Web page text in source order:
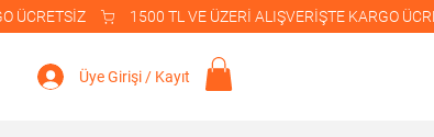
Üye Girişi / Kayıt